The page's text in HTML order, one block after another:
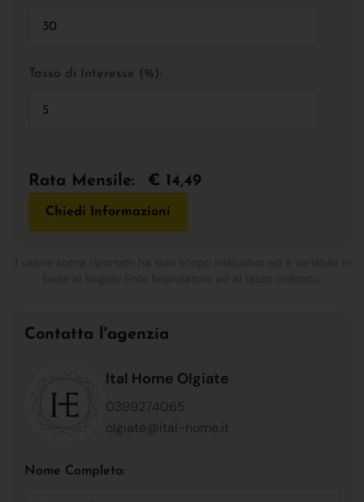
Tasso di Interesse (%):
Rata Mensile: € 14,49
Chiedi Informazioni
Contatta l'agenzia
Ital Home Olgiate
0399274065
olgiate@ital-home.it
Nome Completo: